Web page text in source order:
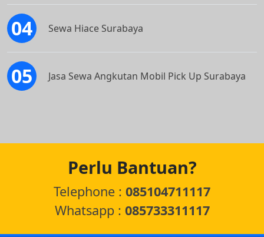
Sewa Hiace Surabaya
Jasa Sewa Angkutan Mobil Pick Up Surabaya
Perlu Bantuan?
Telephone : 085104711117
Whatsapp : 085733311117